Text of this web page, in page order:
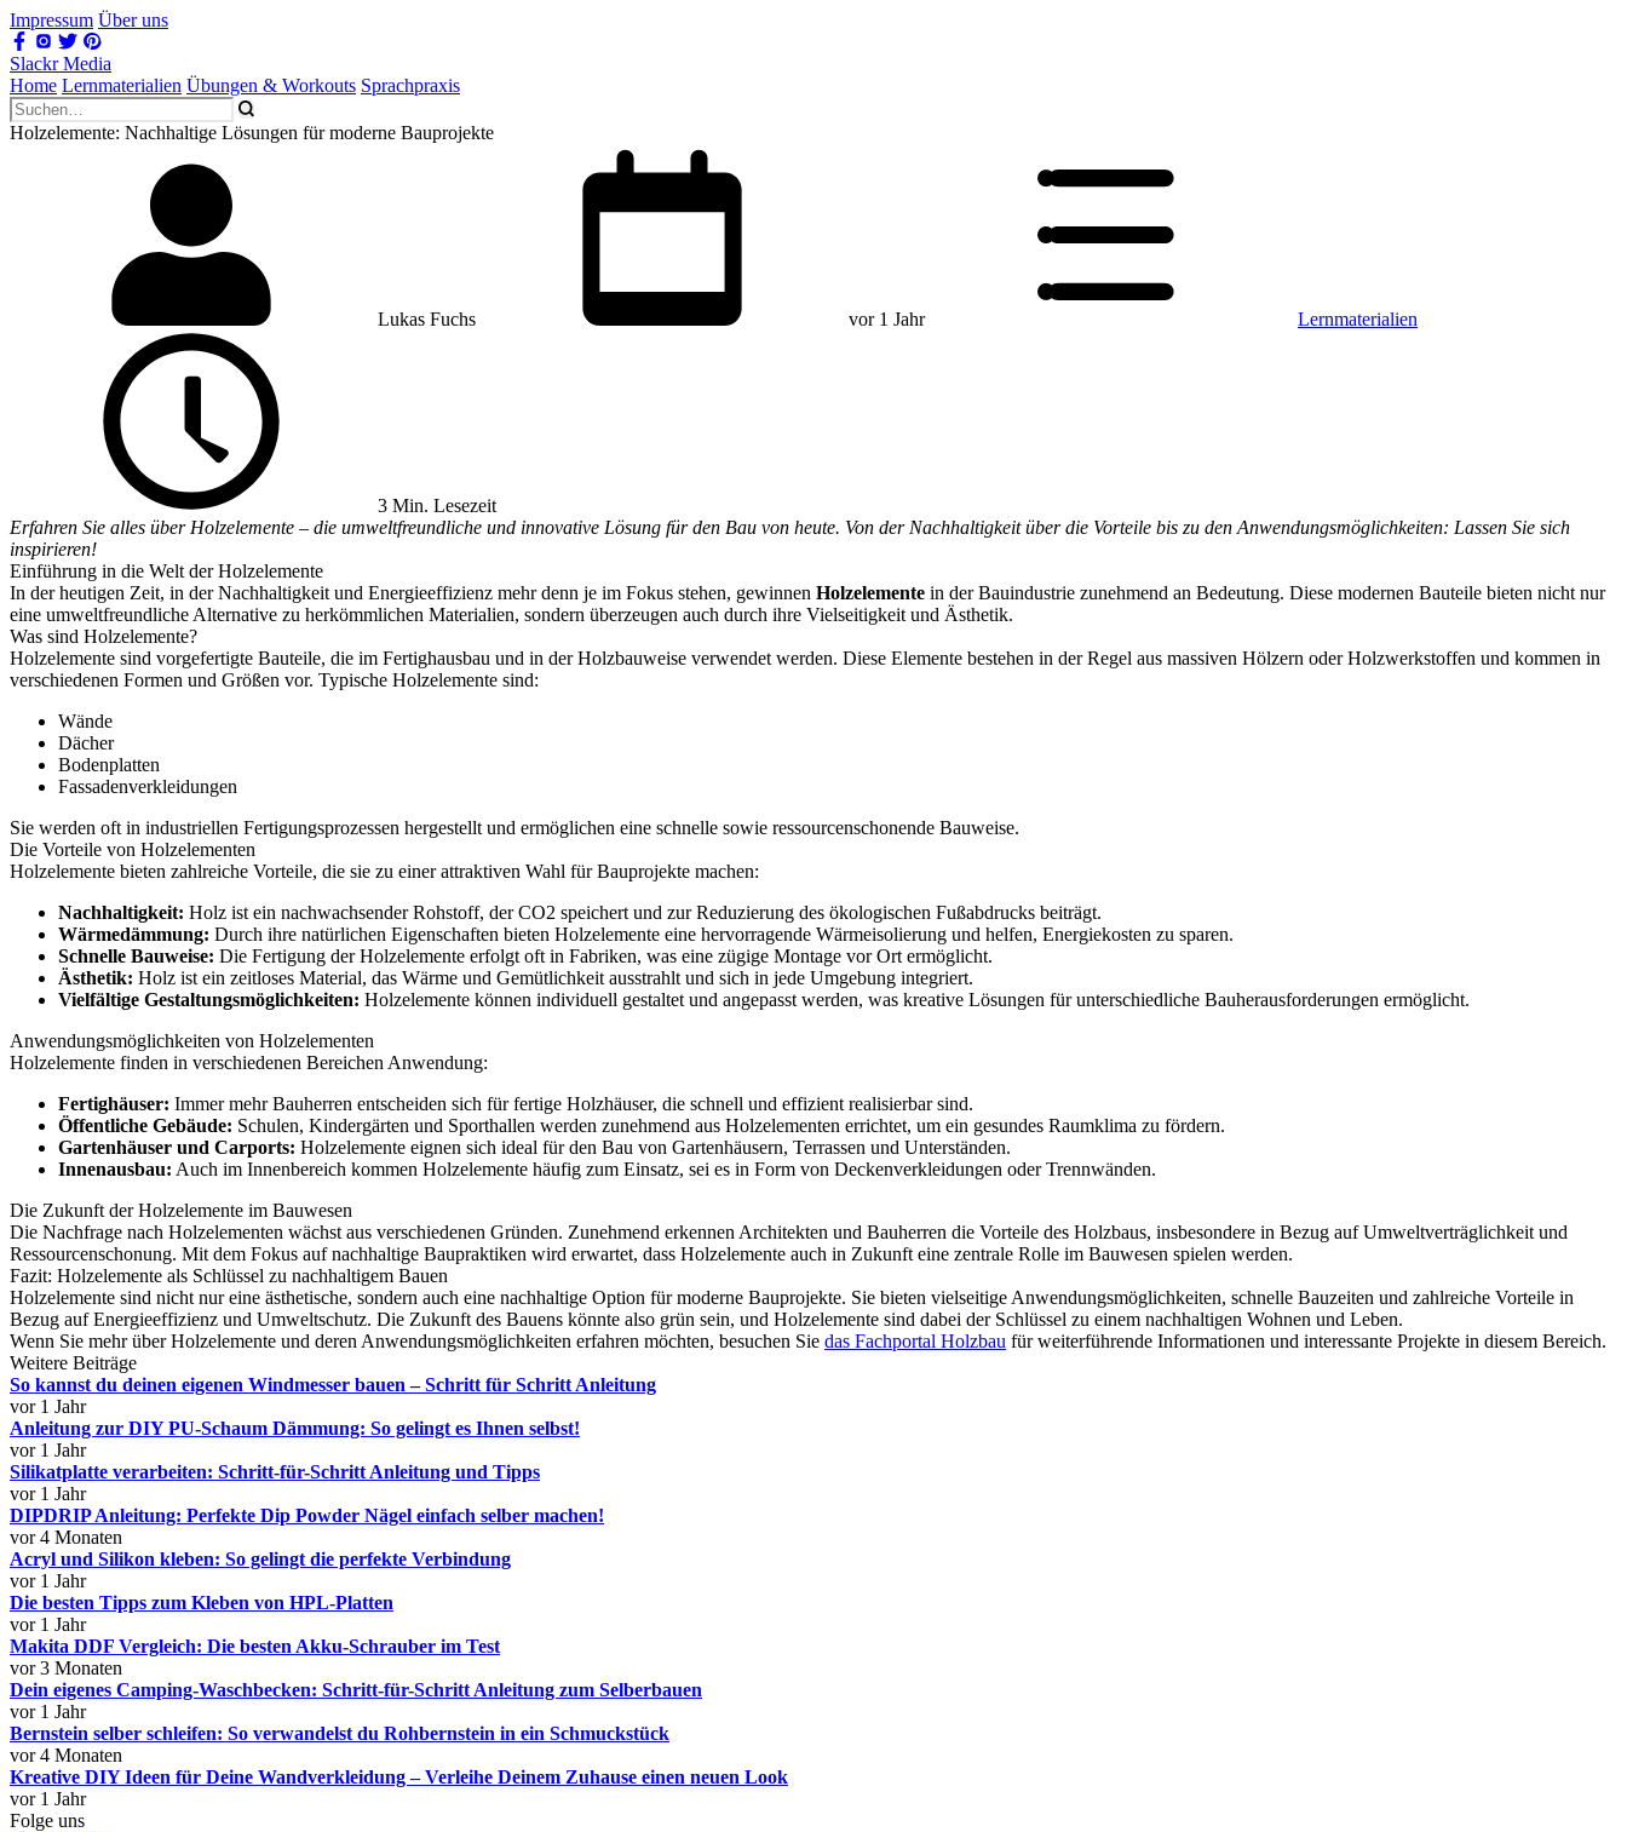
Impressum Über uns
Slackr Media
Home Lernmaterialien Übungen & Workouts Sprachpraxis
Holzelemente: Nachhaltige Lösungen für moderne Bauprojekte
Lukas Fuchs vor 1 Jahr Lernmaterialien
3 Min. Lesezeit
Erfahren Sie alles über Holzelemente – die umweltfreundliche und innovative Lösung für den Bau von heute. Von der Nachhaltigkeit über die Vorteile bis zu den Anwendungsmöglichkeiten: Lassen Sie sich
inspirieren!
Einführung in die Welt der Holzelemente
In der heutigen Zeit, in der Nachhaltigkeit und Energieeffizienz mehr denn je im Fokus stehen, gewinnen Holzelemente in der Bauindustrie zunehmend an Bedeutung. Diese modernen Bauteile bieten nicht nur
eine umweltfreundliche Alternative zu herkömmlichen Materialien, sondern überzeugen auch durch ihre Vielseitigkeit und Ästhetik.
Was sind Holzelemente?
Holzelemente sind vorgefertigte Bauteile, die im Fertighausbau und in der Holzbauweise verwendet werden. Diese Elemente bestehen in der Regel aus massiven Hölzern oder Holzwerkstoffen und kommen in
verschiedenen Formen und Größen vor. Typische Holzelemente sind:
Wände
Dächer
Bodenplatten
Fassadenverkleidungen
Sie werden oft in industriellen Fertigungsprozessen hergestellt und ermöglichen eine schnelle sowie ressourcenschonende Bauweise.
Die Vorteile von Holzelementen
Holzelemente bieten zahlreiche Vorteile, die sie zu einer attraktiven Wahl für Bauprojekte machen:
Nachhaltigkeit: Holz ist ein nachwachsender Rohstoff, der CO2 speichert und zur Reduzierung des ökologischen Fußabdrucks beiträgt.
Wärmedämmung: Durch ihre natürlichen Eigenschaften bieten Holzelemente eine hervorragende Wärmeisolierung und helfen, Energiekosten zu sparen.
Schnelle Bauweise: Die Fertigung der Holzelemente erfolgt oft in Fabriken, was eine zügige Montage vor Ort ermöglicht.
Ästhetik: Holz ist ein zeitloses Material, das Wärme und Gemütlichkeit ausstrahlt und sich in jede Umgebung integriert.
Vielfältige Gestaltungsmöglichkeiten: Holzelemente können individuell gestaltet und angepasst werden, was kreative Lösungen für unterschiedliche Bauherausforderungen ermöglicht.
Anwendungsmöglichkeiten von Holzelementen
Holzelemente finden in verschiedenen Bereichen Anwendung:
Fertighäuser: Immer mehr Bauherren entscheiden sich für fertige Holzhäuser, die schnell und effizient realisierbar sind.
Öffentliche Gebäude: Schulen, Kindergärten und Sporthallen werden zunehmend aus Holzelementen errichtet, um ein gesundes Raumklima zu fördern.
Gartenhäuser und Carports: Holzelemente eignen sich ideal für den Bau von Gartenhäusern, Terrassen und Unterständen.
Innenausbau: Auch im Innenbereich kommen Holzelemente häufig zum Einsatz, sei es in Form von Deckenverkleidungen oder Trennwänden.
Die Zukunft der Holzelemente im Bauwesen
Die Nachfrage nach Holzelementen wächst aus verschiedenen Gründen. Zunehmend erkennen Architekten und Bauherren die Vorteile des Holzbaus, insbesondere in Bezug auf Umweltverträglichkeit und
Ressourcenschonung. Mit dem Fokus auf nachhaltige Baupraktiken wird erwartet, dass Holzelemente auch in Zukunft eine zentrale Rolle im Bauwesen spielen werden.
Fazit: Holzelemente als Schlüssel zu nachhaltigem Bauen
Holzelemente sind nicht nur eine ästhetische, sondern auch eine nachhaltige Option für moderne Bauprojekte. Sie bieten vielseitige Anwendungsmöglichkeiten, schnelle Bauzeiten und zahlreiche Vorteile in
Bezug auf Energieeffizienz und Umweltschutz. Die Zukunft des Bauens könnte also grün sein, und Holzelemente sind dabei der Schlüssel zu einem nachhaltigen Wohnen und Leben.
Wenn Sie mehr über Holzelemente und deren Anwendungsmöglichkeiten erfahren möchten, besuchen Sie das Fachportal Holzbau für weiterführende Informationen und interessante Projekte in diesem Bereich.
Weitere Beiträge
So kannst du deinen eigenen Windmesser bauen – Schritt für Schritt Anleitung
vor 1 Jahr
Anleitung zur DIY PU-Schaum Dämmung: So gelingt es Ihnen selbst!
vor 1 Jahr
Silikatplatte verarbeiten: Schritt-für-Schritt Anleitung und Tipps
vor 1 Jahr
DIPDRIP Anleitung: Perfekte Dip Powder Nägel einfach selber machen!
vor 4 Monaten
Acryl und Silikon kleben: So gelingt die perfekte Verbindung
vor 1 Jahr
Die besten Tipps zum Kleben von HPL-Platten
vor 1 Jahr
Makita DDF Vergleich: Die besten Akku-Schrauber im Test
vor 3 Monaten
Dein eigenes Camping-Waschbecken: Schritt-für-Schritt Anleitung zum Selberbauen
vor 1 Jahr
Bernstein selber schleifen: So verwandelst du Rohbernstein in ein Schmuckstück
vor 4 Monaten
Kreative DIY Ideen für Deine Wandverkleidung – Verleihe Deinem Zuhause einen neuen Look
vor 1 Jahr
Folge uns